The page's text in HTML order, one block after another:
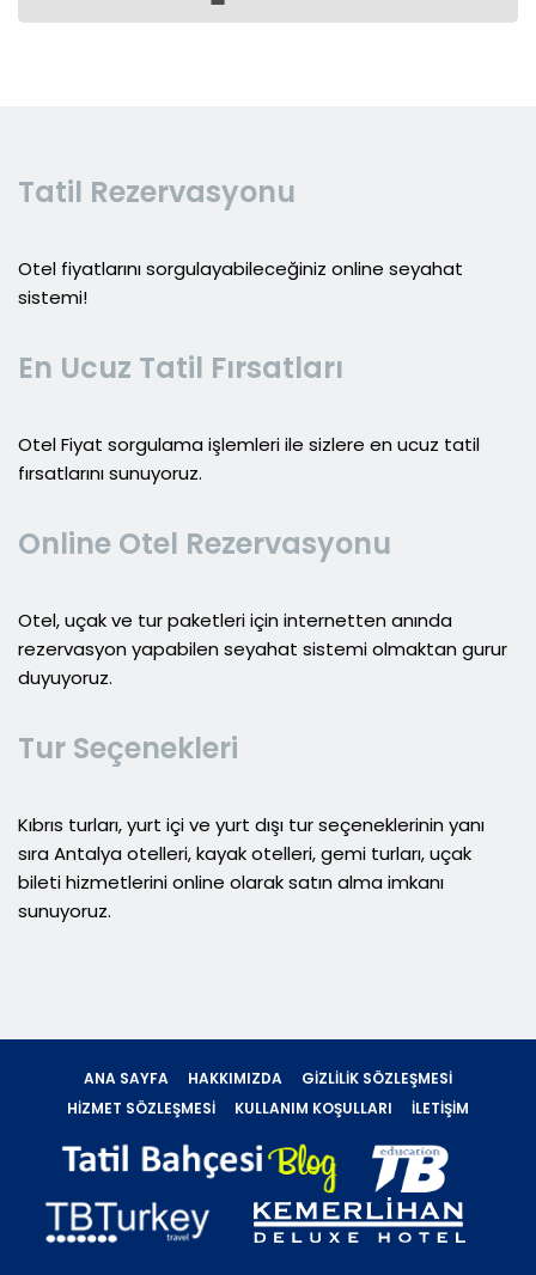
Tatil Rezervasyonu
Otel fiyatlarını sorgulayabileceğiniz online seyahat
sistemi!
En Ucuz Tatil Fırsatları
Otel Fiyat sorgulama işlemleri ile sizlere en ucuz tatil
fırsatlarını sunuyoruz.
Online Otel Rezervasyonu
Otel, uçak ve tur paketleri için internetten anında
rezervasyon yapabilen seyahat sistemi olmaktan gurur
duyuyoruz.
Tur Seçenekleri
Kıbrıs turları, yurt içi ve yurt dışı tur seçeneklerinin yanı
sıra Antalya otelleri, kayak otelleri, gemi turları, uçak
bileti hizmetlerini online olarak satın alma imkanı
sunuyoruz.
ANA SAYFA HAKKIMIZDA
GIZLILIK SÖZLEŞMESI
HIZMET SÖZLEŞMESI
KULLANIM KOŞULLARI İLETIŞIM